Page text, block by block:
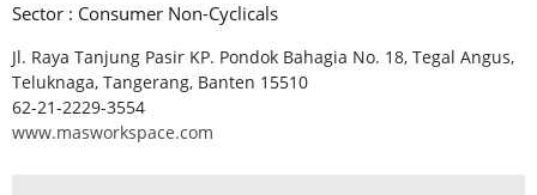
Sector : Consumer Non-Cyclicals
Jl. Raya Tanjung Pasir KP. Pondok Bahagia No. 18, Tegal Angus,
Teluknaga, Tangerang, Banten 15510
62-21-2229-3554
www.masworkspace.com